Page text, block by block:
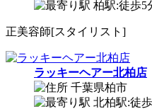
柏駅:徒歩5
正美容師[スタイリスト]
ラッキーヘアー北柏店
千葉県柏市
北柏駅:徒